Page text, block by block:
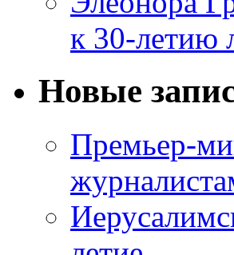
к 30-летию
Новые
Премьер-